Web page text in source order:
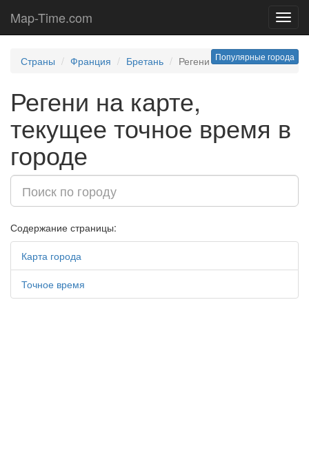
Map-Time.com
Популярные города
Страны Франция Бретань Регени
Регени на карте,
текущее точное время в
городе
Содержание страницы:
Карта города
Точное время